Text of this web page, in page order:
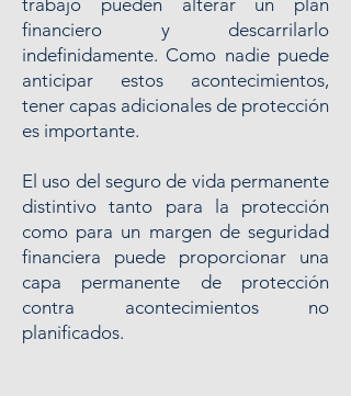
trabajo pueden alterar un plan
financiero y descarrilarlo
indefinidamente. Como nadie puede
anticipar estos acontecimientos,
tener capas adicionales de protección
es importante.
El uso del seguro de vida permanente
distintivo tanto para la protección
como para un margen de seguridad
financiera puede proporcionar una
capa permanente de protección
contra acontecimientos no
planificados.